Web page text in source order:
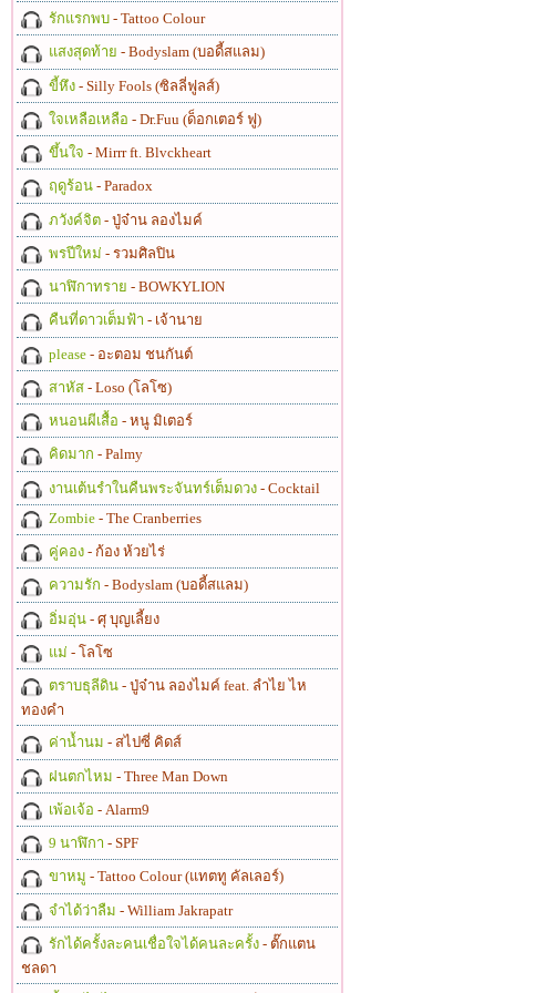
รักแรกพบ - Tattoo Colour
แสงสุดท้าย - Bodyslam (บอดี้สแลม)
ขี้หึง - Silly Fools (ซิลลี่ฟูลส์)
ใจเหลือเหลือ - Dr.Fuu (ด็อกเตอร์ ฟู)
ขึ้นใจ - Mirrr ft. Blvckheart
ฤดูร้อน - Paradox
ภวังค์จิต - ปู่จ๋าน ลองไมค์
พรปีใหม่ - รวมศิลปิน
นาฬิกาทราย - BOWKYLION
คืนที่ดาวเต็มฟ้า - เจ้านาย
please - อะตอม ชนกันต์
สาหัส - Loso (โลโซ)
หนอนผีเสื้อ - หนู มิเตอร์
คิดมาก - Palmy
งานเต้นรำในคืนพระจันทร์เต็มดวง - Cocktail
Zombie - The Cranberries
คู่คอง - ก้อง ห้วยไร่
ความรัก - Bodyslam (บอดี้สแลม)
อิ่มอุ่น - ศุ บุญเลี้ยง
แม่ - โลโซ
ตราบธุลีดิน - ปู่จ๋าน ลองไมค์ feat. ลำไย ไห
ทองคำ
ค่าน้ำนม - สไปซี่ คิดส์
ฝนตกไหม - Three Man Down
เพ้อเจ้อ - Alarm9
9 นาฬิกา - SPF
ขาหมู - Tattoo Colour (แทตทู คัลเลอร์)
จำได้ว่าลืม - William Jakrapatr
รักได้ครั้งละคนเชื่อใจได้คนละครั้ง - ตั๊กแตน
ชลดา